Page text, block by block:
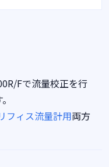
Fで流量校正を行
フィス流量計用両方